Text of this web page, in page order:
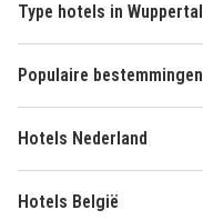
Type hotels in Wuppertal
Populaire bestemmingen
Hotels Nederland
Hotels België